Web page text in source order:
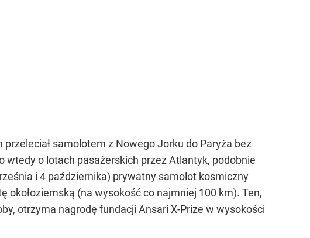
samolotem z Nowego Jorku do Paryża bez
wtedy o lotach pasażerskich przez Atlantyk, podobnie
i 4 października) prywatny samolot kosmiczny
okołoziemską (na wysokość co najmniej 100 km). Ten,
otrzyma nagrodę fundacji Ansari X-Prize w wysokości